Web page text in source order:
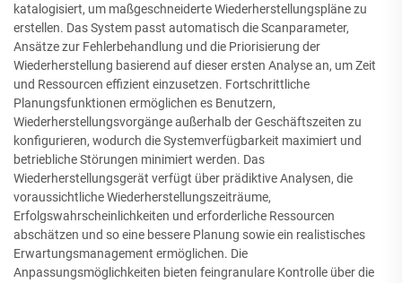
katalogisiert, um maßgeschneiderte Wiederherstellungspläne zu
erstellen. Das System passt automatisch die Scanparameter,
Ansätze zur Fehlerbehandlung und die Priorisierung der
Wiederherstellung basierend auf dieser ersten Analyse an, um Zeit
und Ressourcen effizient einzusetzen. Fortschrittliche
Planungsfunktionen ermöglichen es Benutzern,
Wiederherstellungsvorgänge außerhalb der Geschäftszeiten zu
konfigurieren, wodurch die Systemverfügbarkeit maximiert und
betriebliche Störungen minimiert werden. Das
Wiederherstellungsgerät verfügt über prädiktive Analysen, die
voraussichtliche Wiederherstellungszeiträume,
Erfolgswahrscheinlichkeiten und erforderliche Ressourcen
abschätzen und so eine bessere Planung sowie ein realistisches
Erwartungsmanagement ermöglichen. Die
Anpassungsmöglichkeiten bieten feingranulare Kontrolle über die